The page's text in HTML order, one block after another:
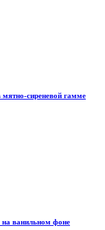
сиреневой гамме
на ванильном фоне